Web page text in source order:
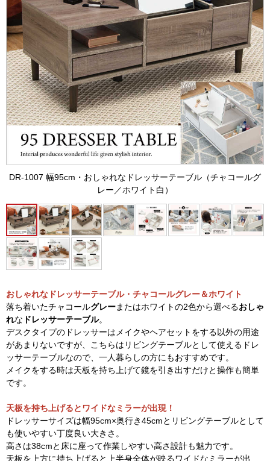
DR-1007 幅95cm・おしゃれなドレッサーテーブル（チャコールグ
レー／ホワイト白）
おしゃれなドレッサーテーブル・チャコールグレー＆ホワイト
落ち着いたチャコールグレーまたはホワイトの2色から選べるおしゃ
れな ドレッサーテーブル。
デスクタイプのドレッサーはメイクやヘアセットをする以外の用途
があまりないですが、こちらはリビングテーブルとして使えるドレ
ッサーテーブルなので、一人暮らしの方にもおすすめです。
メイクをする時は天板を持ち上げて鏡を引き出すだけと操作も簡単
です。
天板を持ち上げるとワイドなミラーが出現！
ドレッサーサイズは幅95cm×奥行き45cmとリビングテーブルとして
も使いやすい丁度良い大きさ。
高さは38cmと床に座って作業しやすい高さ設計も魅力です。
天板を上方に持ち上げると上半身全体が映るワイドなミラーが出